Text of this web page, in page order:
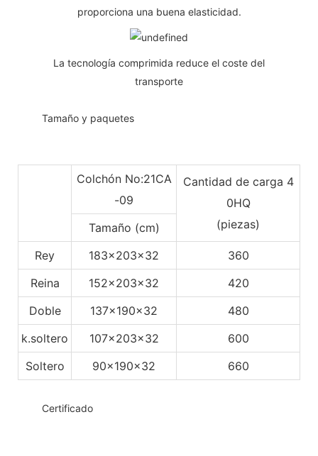
proporciona una buena elasticidad.
La tecnología comprimida reduce el coste del
transporte
Tamaño y paquetes
Colchón No:21CA
-09
Cantidad de carga 4
0HQ
(piezas)
Tamaño (cm)
Rey
183x203x32
360
Reina
152x203x32
420
Doble
137x190x32
480
k.soltero
107x203x32
600
Soltero
90x190x32 660
Certificado